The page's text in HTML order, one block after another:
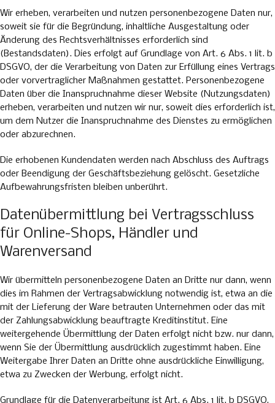
Wir erheben, verarbeiten und nutzen personenbezogene Daten nur,
soweit sie für die Begründung, inhaltliche Ausgestaltung oder
Änderung des Rechtsverhältnisses erforderlich sind
(Bestandsdaten). Dies erfolgt auf Grundlage von Art. 6 Abs. 1 lit. b
DSGVO, der die Verarbeitung von Daten zur Erfüllung eines Vertrags
oder vorvertraglicher Maßnahmen gestattet. Personenbezogene
Daten über die Inanspruchnahme dieser Website (Nutzungsdaten)
erheben, verarbeiten und nutzen wir nur, soweit dies erforderlich ist,
um dem Nutzer die Inanspruchnahme des Dienstes zu ermöglichen
oder abzurechnen.
Die erhobenen Kundendaten werden nach Abschluss des Auftrags
oder Beendigung der Geschäftsbeziehung gelöscht. Gesetzliche
Aufbewahrungsfristen bleiben unberührt.
Datenübermittlung bei Vertragsschluss
für Online-Shops, Händler und
Warenversand
Wir übermitteln personenbezogene Daten an Dritte nur dann, wenn
dies im Rahmen der Vertragsabwicklung notwendig ist, etwa an die
mit der Lieferung der Ware betrauten Unternehmen oder das mit
der Zahlungsabwicklung beauftragte Kreditinstitut. Eine
weitergehende Übermittlung der Daten erfolgt nicht bzw. nur dann,
wenn Sie der Übermittlung ausdrücklich zugestimmt haben. Eine
Weitergabe Ihrer Daten an Dritte ohne ausdrückliche Einwilligung,
etwa zu Zwecken der Werbung, erfolgt nicht.
Grundlage für die Datenverarbeitung ist Art. 6 Abs. 1 lit. b DSGVO,